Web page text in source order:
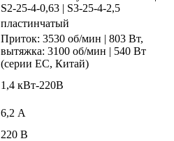
S2-25-4-0,63 | S3-25-4-2,5
пластинчатый
Приток: 3530 об/мин | 803 Вт,
вытяжка: 3100 об/мин | 540 Вт
(серии EC, Китай)
1,4 кВт-220В
6,2 А
220 В